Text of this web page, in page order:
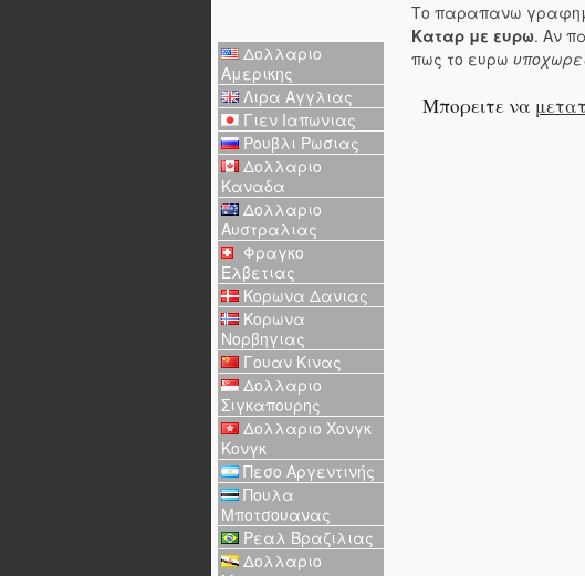
Δολλαριο
Αμερικης
Λιρα Αγγλιας
Γιεν Ιαπωνιας
Ρουβλι Ρωσιας
Δολλαριο
Καναδα
Δολλαριο
Αυστραλιας
Φραγκο
Ελβετιας
Κορωνα Δανιας
Κορωνα
Νορβηγιας
Γουαν Κινας
Δολλαριο
Σιγκαπουρης
Δολλαριο Χονγκ
Κονγκ
Πεσο Αργεντινής
Πουλα
Μποτσουανας
Ρεαλ Βραζιλιας
Δολλαριο
Το παραπανω
Καταρ με ευρω. Αν
πως το ευρω
Μπορειτε να